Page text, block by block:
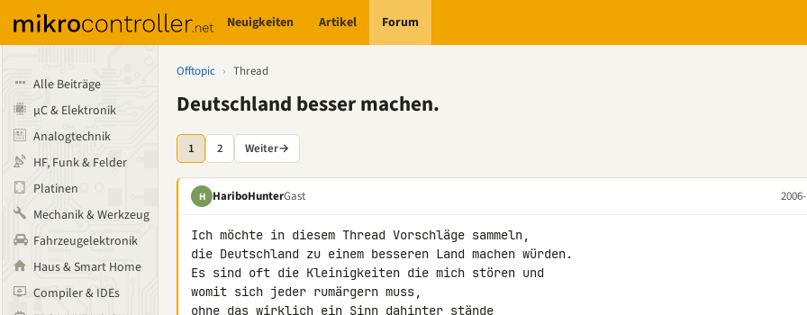
Neuigkeiten Artikel Forum
Alle Beiträge
µC & Elektronik
Analogtechnik
HF, Funk & Felder
Platinen
Mechanik & Werkzeug
Fahrzeugelektronik
Haus & Smart Home
Compiler & IDEs
Offtopic › Thread
Deutschland besser machen.
1 2 Weiter→
H HariboHunterGast
Ich möchte in diesem Thread Vorschläge sammeln,
die Deutschland zu einem besseren Land machen würden.
Es sind oft die Kleinigkeiten die mich stören und
womit sich jeder rumärgern muss,
ohne das wirklich ein Sinn dahinter stände